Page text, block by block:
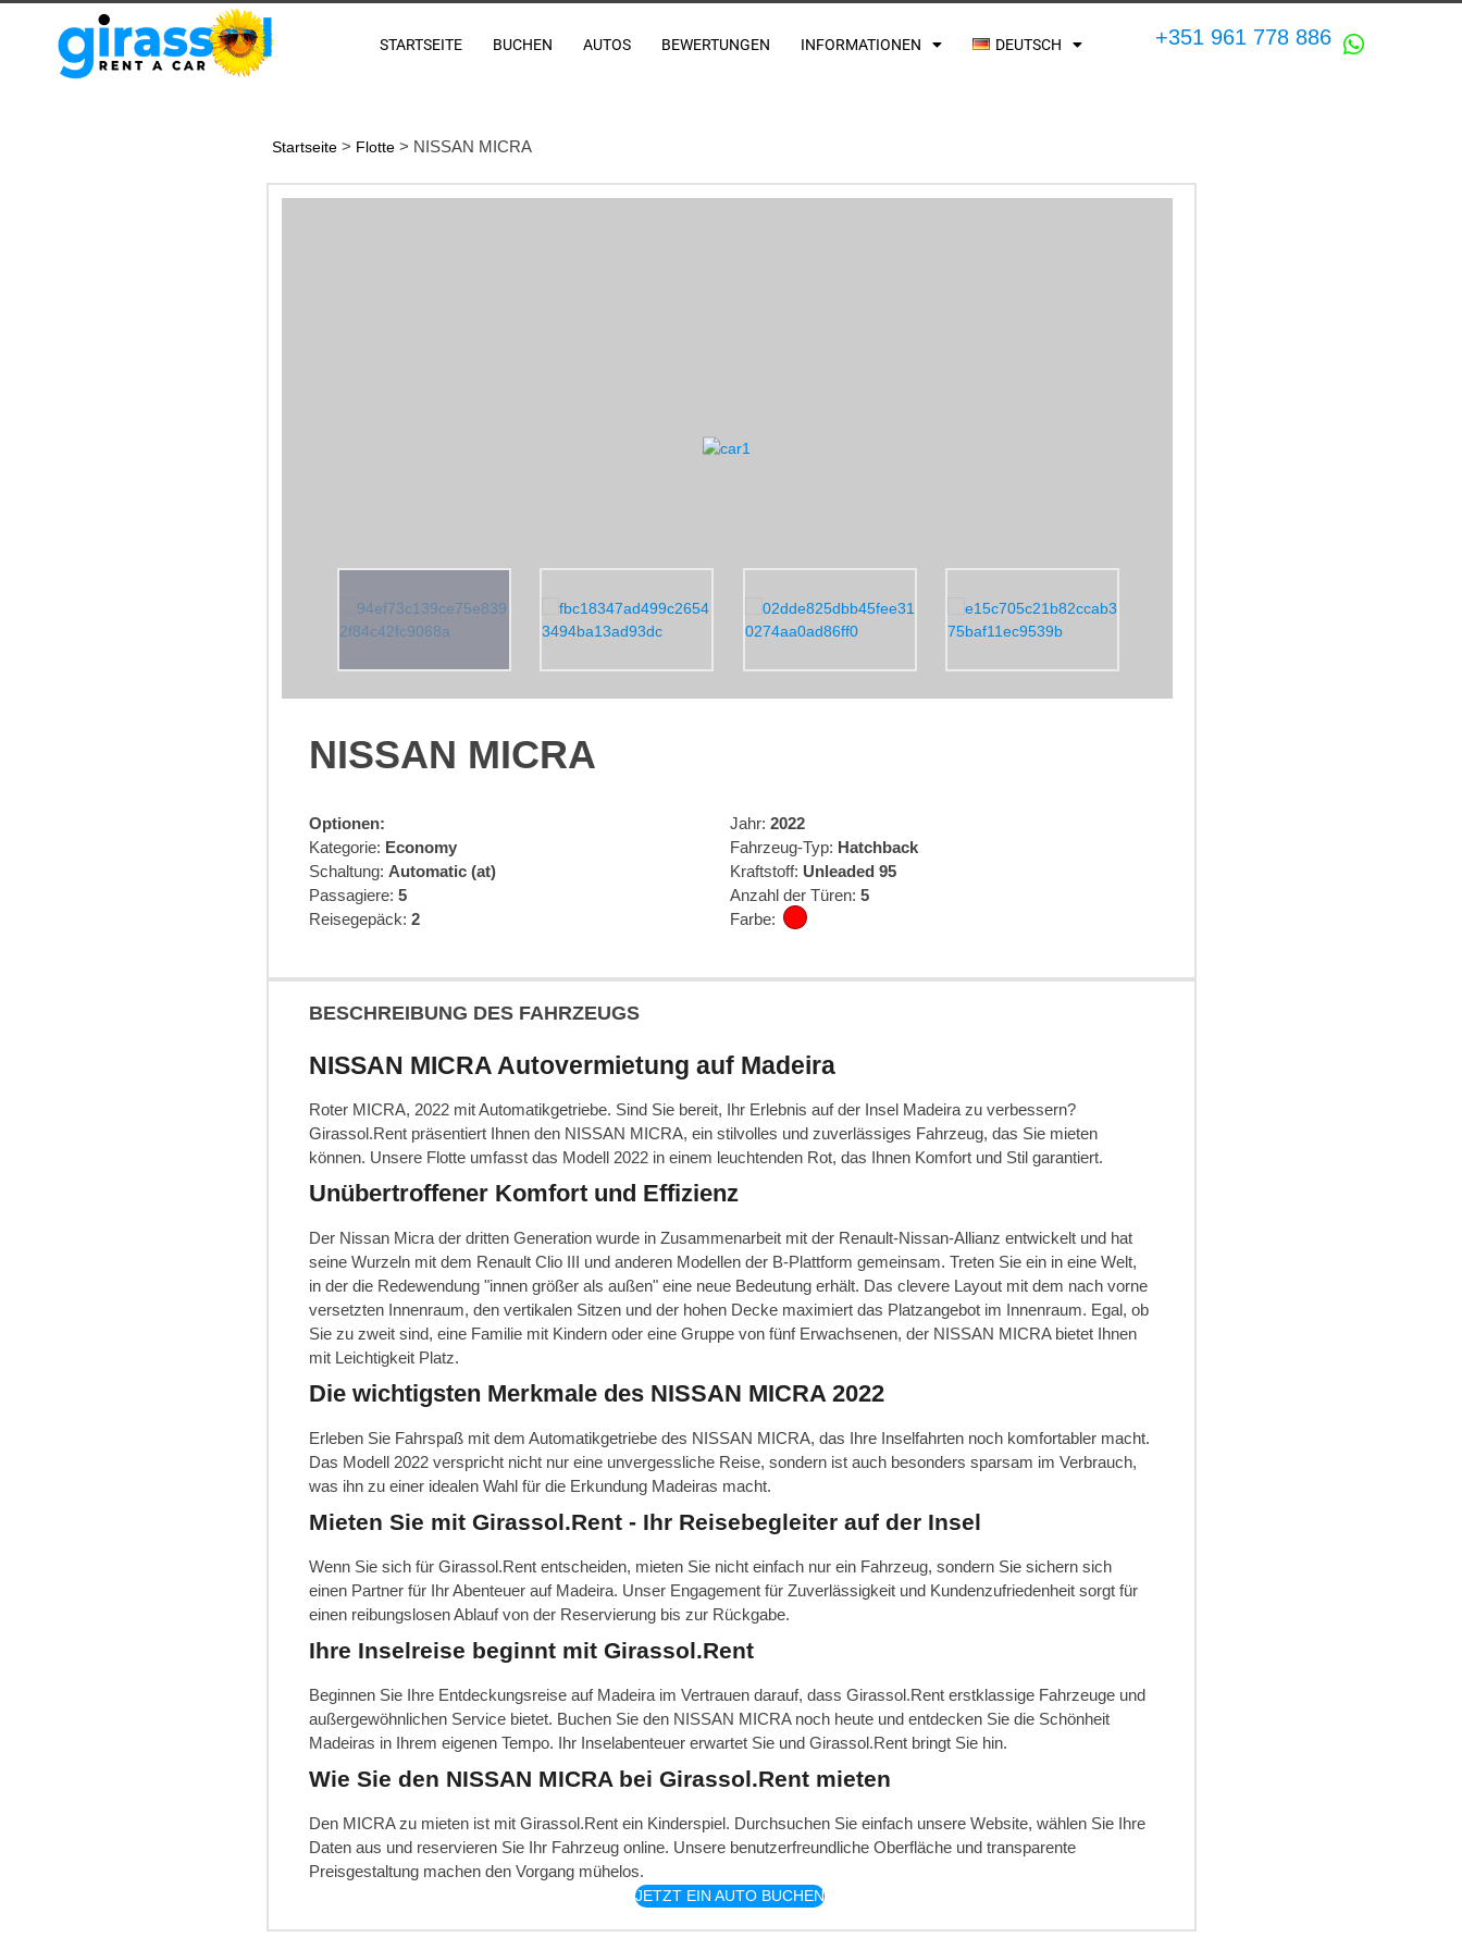
STARTSEITE BUCHEN AUTOS BEWERTUNGEN INFORMATIONEN DEUTSCH +351 961 778 886
Startseite > Flotte > NISSAN MICRA
NISSAN MICRA
Optionen:
Kategorie: Economy
Schaltung: Automatic (at)
Passagiere: 5
Reisegepäck: 2
Jahr: 2022
Fahrzeug-Typ: Hatchback
Kraftstoff: Unleaded 95
Anzahl der Türen: 5
Farbe:
BESCHREIBUNG DES FAHRZEUGS
NISSAN MICRA Autovermietung auf Madeira
Roter MICRA, 2022 mit Automatikgetriebe. Sind Sie bereit, Ihr Erlebnis auf der Insel Madeira zu verbessern?
Girassol.Rent präsentiert Ihnen den NISSAN MICRA, ein stilvolles und zuverlässiges Fahrzeug, das Sie mieten
können. Unsere Flotte umfasst das Modell 2022 in einem leuchtenden Rot, das Ihnen Komfort und Stil garantiert.
Unübertroffener Komfort und Effizienz
Der Nissan Micra der dritten Generation wurde in Zusammenarbeit mit der Renault-Nissan-Allianz entwickelt und hat
seine Wurzeln mit dem Renault Clio III und anderen Modellen der B-Plattform gemeinsam. Treten Sie ein in eine Welt,
in der die Redewendung "innen größer als außen" eine neue Bedeutung erhält. Das clevere Layout mit dem nach vorne
versetzten Innenraum, den vertikalen Sitzen und der hohen Decke maximiert das Platzangebot im Innenraum. Egal, ob
Sie zu zweit sind, eine Familie mit Kindern oder eine Gruppe von fünf Erwachsenen, der NISSAN MICRA bietet Ihnen
mit Leichtigkeit Platz.
Die wichtigsten Merkmale des NISSAN MICRA 2022
Erleben Sie Fahrspaß mit dem Automatikgetriebe des NISSAN MICRA, das Ihre Inselfahrten noch komfortabler macht.
Das Modell 2022 verspricht nicht nur eine unvergessliche Reise, sondern ist auch besonders sparsam im Verbrauch,
was ihn zu einer idealen Wahl für die Erkundung Madeiras macht.
Mieten Sie mit Girassol.Rent - Ihr Reisebegleiter auf der Insel
Wenn Sie sich für Girassol.Rent entscheiden, mieten Sie nicht einfach nur ein Fahrzeug, sondern Sie sichern sich
einen Partner für Ihr Abenteuer auf Madeira. Unser Engagement für Zuverlässigkeit und Kundenzufriedenheit sorgt für
einen reibungslosen Ablauf von der Reservierung bis zur Rückgabe.
Ihre Inselreise beginnt mit Girassol.Rent
Beginnen Sie Ihre Entdeckungsreise auf Madeira im Vertrauen darauf, dass Girassol.Rent erstklassige Fahrzeuge und
außergewöhnlichen Service bietet. Buchen Sie den NISSAN MICRA noch heute und entdecken Sie die Schönheit
Madeiras in Ihrem eigenen Tempo. Ihr Inselabenteuer erwartet Sie und Girassol.Rent bringt Sie hin.
Wie Sie den NISSAN MICRA bei Girassol.Rent mieten
Den MICRA zu mieten ist mit Girassol.Rent ein Kinderspiel. Durchsuchen Sie einfach unsere Website, wählen Sie Ihre
Daten aus und reservieren Sie Ihr Fahrzeug online. Unsere benutzerfreundliche Oberfläche und transparente
Preisgestaltung machen den Vorgang mühelos.
JETZT EIN AUTO BUCHEN